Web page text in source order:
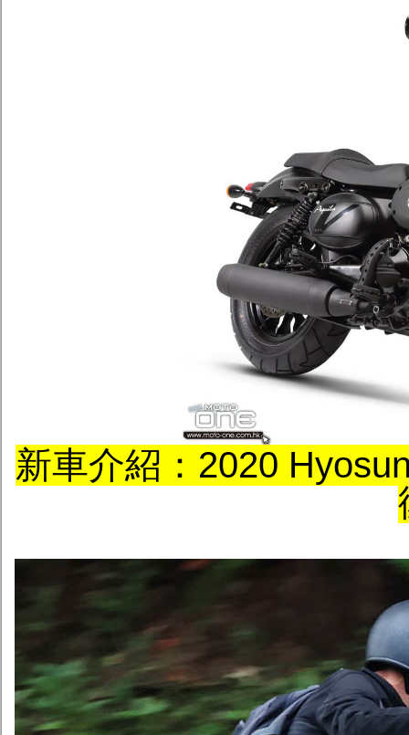
新車介紹：2020